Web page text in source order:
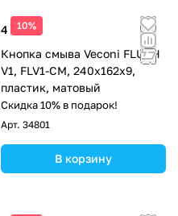
10%
4 513 ₽
Кнопка смыва Veconi FLUSH
V1, FLV1-CM, 240х162х9,
пластик, матовый
Скидка 10% в подарок!
Арт. 34801
В корзину